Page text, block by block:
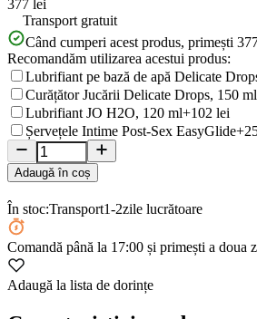
377 lei
Transport gratuit
Când cumperi acest produs, primești
Recomandăm utilizarea acestui produs:
Lubrifiant pe bază de apă Delicate
Curățător Jucării Delicate Drops, 150 ml
Lubrifiant JO H2O, 120 ml+102 lei
Șervețele Intime Post-Sex EasyGlide
Adaugă în coș
În stoc:Transport1-2zile lucrătoare
Comandă până la 17:00 și primești a doua
Adaugă la lista de dorințe